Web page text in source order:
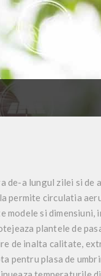
de-a lungul zilei si de
permite circulatia
modele si dimensiuni,
plantele de
de inalta calitate,
pentruplasa de